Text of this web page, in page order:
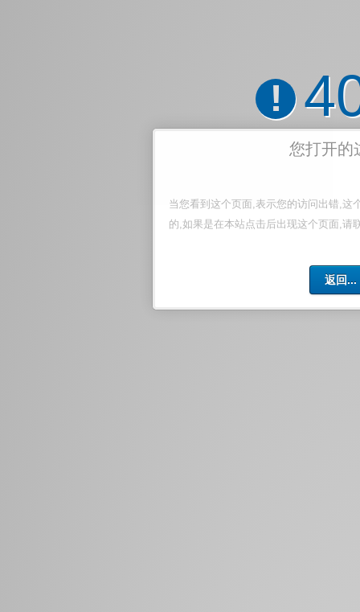
!
您打开的
当您看到这个页面,表示您的访问出错,这
的,如果是在本站点击后出现这个页面,请
返回...